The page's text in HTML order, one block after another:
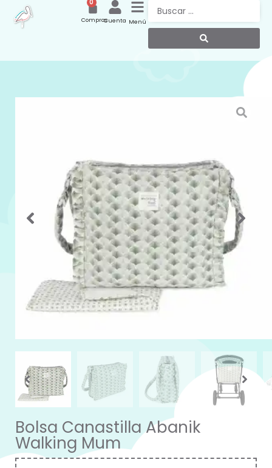
Menú
Cuenta
0
Compras
Bolsa Canastilla Abanik
Walking Mum